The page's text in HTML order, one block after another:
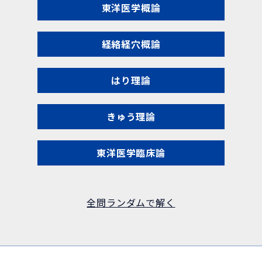
東洋医学概論
経絡経穴概論
はり理論
きゅう理論
東洋医学臨床論
全問ランダムで解く